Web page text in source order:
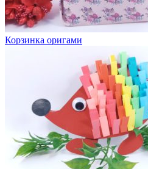
Корзинка оригами